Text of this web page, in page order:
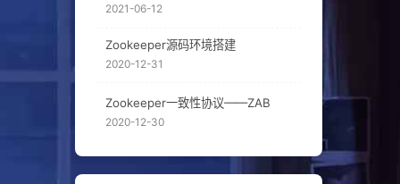
2021-06-12
Zookeeper源码环境搭建
2020-12-31
Zookeeper一致性协议——ZAB
2020-12-30